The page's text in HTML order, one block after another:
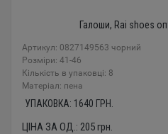
Галоши, Rai shoes
Артикул: 0827149563 чорний
Розміри: 41-46
Кількість в упаковці: 8
Mатеріал: пена
УПАКОВКА: 1640 ГРН.
ЦІНА ЗА ОД.: 205грн.